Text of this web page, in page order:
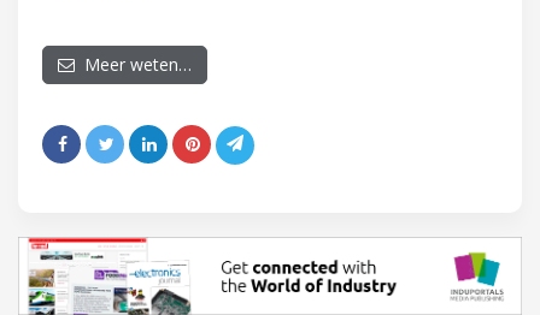
Meer weten…